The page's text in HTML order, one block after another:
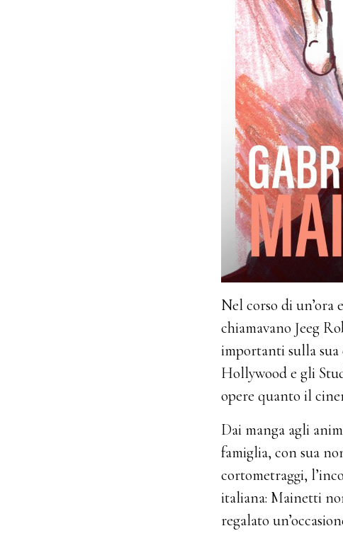
Nel corso di
chiamavano Jeeg
importanti sulla
Hollywood e gli
opere quanto il
Dai manga agli
famiglia, con sua
cortometraggi,
italiana: Mainetti
regalato